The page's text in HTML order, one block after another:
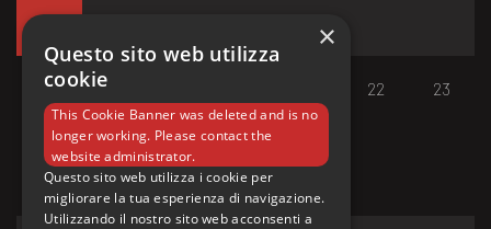
17 18 22 23
×
Questo sito web utilizza
cookie
This Cookie Banner was deleted and is no
longer working. Please contact the
website administrator.
Questo sito web utilizza i cookie per
migliorare la tua esperienza di navigazione.
Utilizzando il nostro sito web acconsenti a